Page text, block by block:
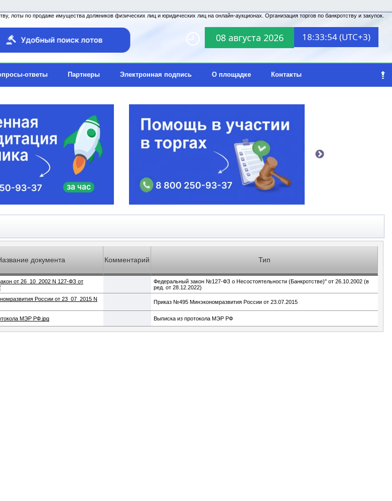
08 августа 2026 18:33:54 (UTC+3)
лоты по продаже имущества должников физических лиц и юридических лиц на онлайн-аукционах. Организация торгов по банкротству и закупок.
ответы Партнеры Электронная подпись О площадке Контакты
документа Комментарий Тип
от 26_10_2002 N 127-ФЗ от
Федеральный закон №127-ФЗ о Несостоятельности (Банкротстве)" от 26.10.2002 (в
ред. от 28.12.2022)
России от 23_07_2015 N
Приказ №495 Минэкономразвития России от 23.07.2015
МЭР РФ.jpg Выписка из протокола МЭР РФ